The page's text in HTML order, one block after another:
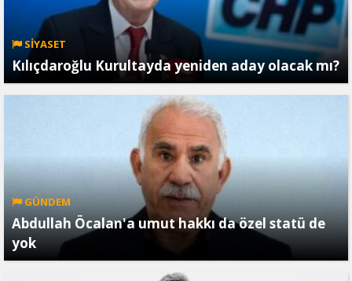
SİYASET
Kılıçdaroğlu Kurultayda yeniden aday olacak mı?
GÜNDEM
Abdullah Öcalan'a umut hakkı da özel statü de
yok